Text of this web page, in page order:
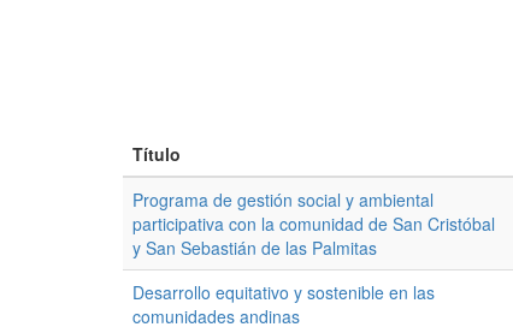
Título
Programa de gestión social y ambiental
participativa con la comunidad de San Cristóbal
y San Sebastián de las Palmitas
Desarrollo equitativo y sostenible en las
comunidades andinas